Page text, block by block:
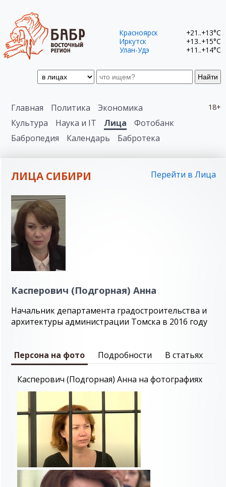
Найти
Красноярск
+21..+13°C
Иркутск
+13..+15°C
Улан-Удэ
+11..+14°C
18+
Главная Политика
Экономика
Культура
Наука и IT Лица
Фотобанк
Бабропедия
Календарь Бабротека
ЛИЦА СИБИРИ Перейти в Лица
Касперович (Подгорная) Анна
Начальник департамента градостроительства и
архитектуры администрации Томска в 2016 году
Персона на фото Подробности В статьях
Касперович (Подгорная) Анна на фотографиях